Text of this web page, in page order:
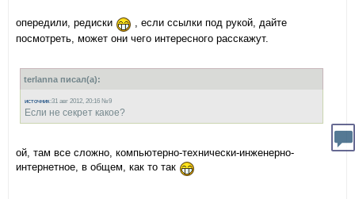
опередили, редиски
, если ссылки под рукой, дайте
посмотреть, может они чего интересного расскажут.
terlanna писал(а):
источник:31 авг 2012, 20:16 №9
Если не секрет какое?
ой, там все сложно, компьютерно-технически-инженерно-
интернетное, в общем, как то так